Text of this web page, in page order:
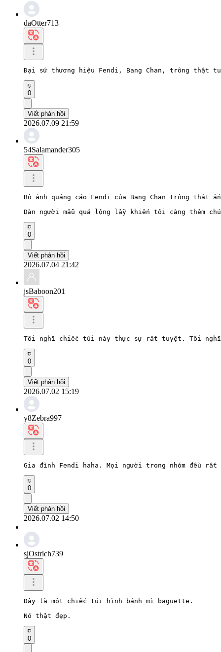
daOtter713
Đại sứ thương hiệu Fendi, Bang Chan, trông thật
0
Viết phản hồi
2026.07.09 21:59
54Salamander305
Bộ ảnh quảng cáo Fendi của Bang Chan trông thật
Dàn người mẫu quá lộng lẫy khiến tôi càng thêm
0
Viết phản hồi
2026.07.04 21:42
jsBaboon201
Tôi nghĩ chiếc túi này thực sự rất tuyệt. Tôi
0
Viết phản hồi
2026.07.02 15:19
y8Zebra997
Gia đình Fendi haha. Mọi người trong nhóm đều
0
Viết phản hồi
2026.07.02 14:50
sjOstrich739
Đây là một chiếc túi hình bánh mì baguette.
Nó thật đẹp.
0